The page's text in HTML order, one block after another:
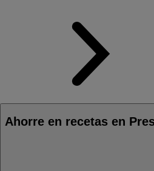
Ahorre en recetas en